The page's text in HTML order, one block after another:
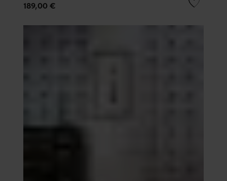
189,00 €